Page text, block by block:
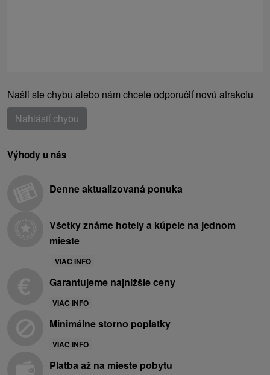
Našli ste chybu alebo nám chcete odporučiť novú atrakciu
Nahlásiť chybu
Výhody u nás
Denne aktualizovaná ponuka
Všetky známe hotely a kúpele na jednom
mieste
VIAC INFO
Garantujeme najnižšie ceny
VIAC INFO
Minimálne storno poplatky
VIAC INFO
Platba až na mieste pobytu